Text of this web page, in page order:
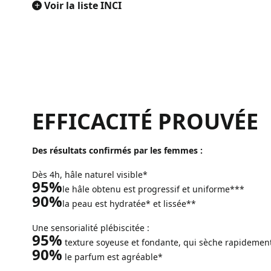
+ Voir la liste INCI
EFFICACITÉ PROUVÉE
Des résultats confirmés par les femmes :
Dès 4h, hâle naturel visible*
95%le hâle obtenu est progressif et uniforme***
90%la peau est hydratée* et lissée**
Une sensorialité plébiscitée :
95% texture soyeuse et fondante, qui sèche
90% le parfum est agréable*